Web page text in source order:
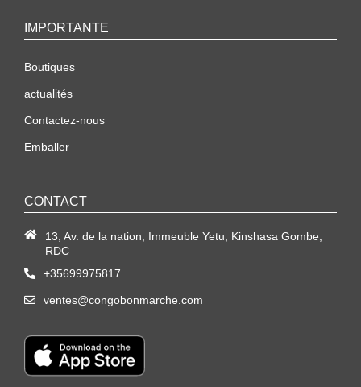
IMPORTANTE
Boutiques
actualités
Contactez-nous
Emballer
CONTACT
13, Av. de la nation, Immeuble Yetu, Kinshasa Gombe,
RDC
+35699975817
ventes@congobonmarche.com